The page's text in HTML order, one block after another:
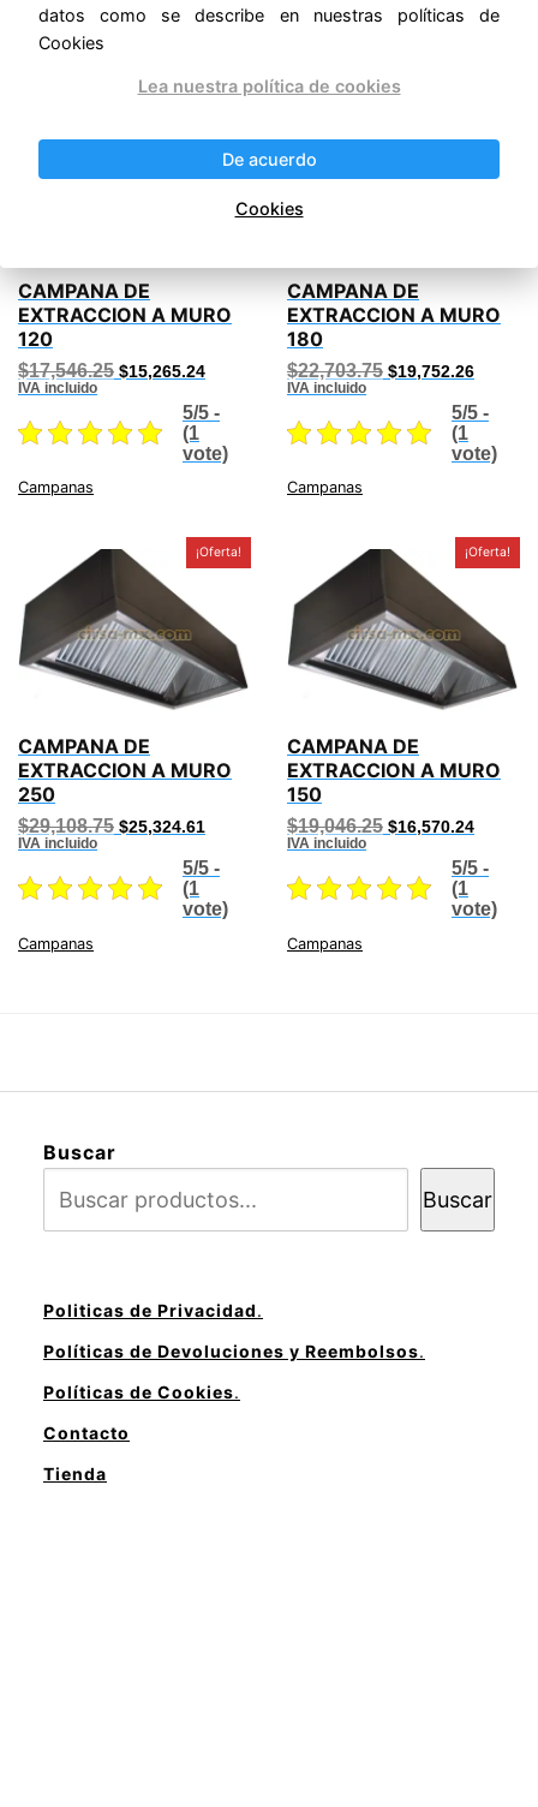
Productos relacionados
¡Oferta!
CAMPANA DE
EXTRACCION A MURO
120
$17,546.25 Original
price
$17,546.25.
$15,265.24
price
is:
$15,265.24.
IVA incluido
5/5 -
(1
vote)
Campanas
CAMPANA DE
EXTRACCION A MURO
180
$22,703.75 Original
price
$22,703.75.
$19,752.26
price
is:
IVA incluido
5/5 -
(1
vote)
Campanas
¡Oferta!
CAMPANA DE
EXTRACCION A MURO
250
$29,108.75 Original
$29,108.75.
$25,324.61
is:
$25,324.61.
IVA incluido
5/5 -
(1
vote)
Campanas
¡Oferta!
CAMPANA DE
EXTRACCION A MURO
150
$19,046.25 Original
$19,046.25.
$16,570.24
is:
IVA incluido
5/5 -
(1
vote)
Campanas
Buscar
Buscar
Politicas de Privacidad.
Políticas de Devoluciones y Reembolsos.
Políticas de Cookies.
Contacto
Tienda
datos como se describe en nuestras políticas de
Cookies
Lea nuestra política de cookies
De acuerdo
Cookies